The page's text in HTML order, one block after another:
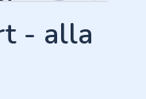
- alla